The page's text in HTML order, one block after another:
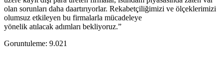
olan sorunları daha daartırıyorlar. Rekabetçiliğimizi ve ölçeklerimizi
olumsuz etkileyen bu firmalarla mücadeleye
yönelik atılacak adımları bekliyoruz.”
Goruntuleme: 9.021